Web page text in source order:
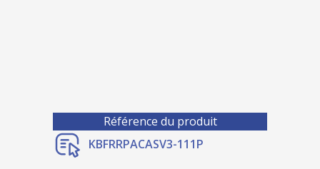
Référence du produit
KBFRRPACASV3-111P